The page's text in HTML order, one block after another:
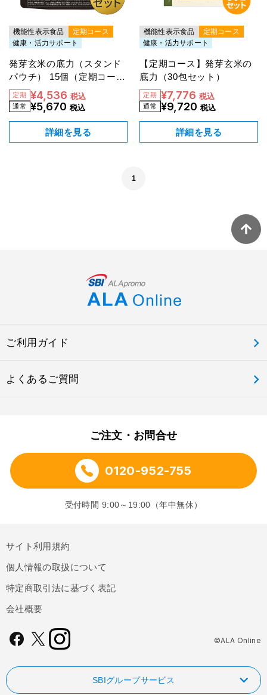
機能性表示食品
定期コース
健康・活力サポート
発芽玄米の底力（スタンド
パウチ） 15個（定期コー
ス）【20％OFF】
¥4,536 税込
¥5,670 税込
詳細を見る
機能性表示食品
定期コース
健康・活力サポート
【定期コース】発芽玄米の
底力（30包セット）
¥7,776 税込
¥9,720 税込
詳細を見る
1
ご利用ガイド
よくあるご質問
ご注文・お問合せ
0120-952-755
受付時間 9:00～19:00（年中無休）
サイト利用規約
個人情報の取扱について
特定商取引法に基づく表記
会社概要
©ALA Online
SBIグループサービス